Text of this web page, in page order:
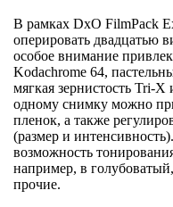
В рамках DxO FilmPack
оперировать двадцатью
особое внимание
Kodachrome 64,
мягкая зернистость Tri-
одному снимку можно
пленок, а также
(размер и
возможность
например, в
прочие.